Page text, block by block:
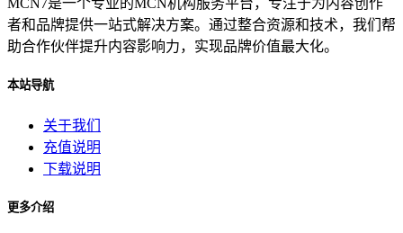
MCN7是一个专业的MCN机构服务平台，专注于为内容创作
者和品牌提供一站式解决方案。通过整合资源和技术，我们帮
助合作伙伴提升内容影响力，实现品牌价值最大化。
本站导航
关于我们
充值说明
下载说明
更多介绍